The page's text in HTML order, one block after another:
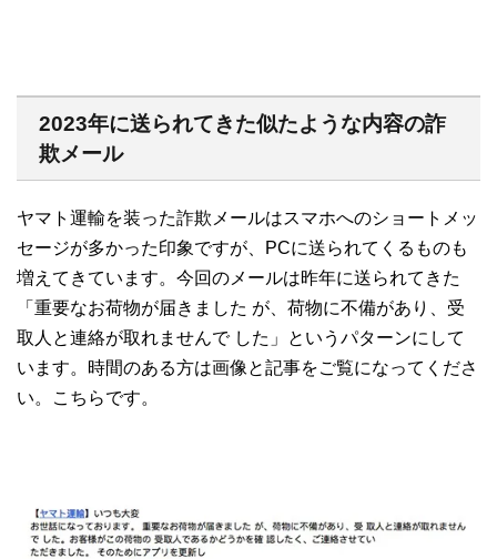
2023年に送られてきた似たような内容の詐
欺メール
ヤマト運輸を装った詐欺メールはスマホへのショートメッ
セージが多かった印象ですが、PCに送られてくるものも
増えてきています。今回のメールは昨年に送られてきた
「重要なお荷物が届きました が、荷物に不備があり、受
取人と連絡が取れませんで した」というパターンにして
います。時間のある方は画像と記事をご覧になってくださ
い。こちらです。